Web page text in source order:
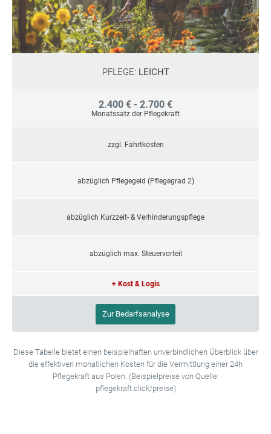
PFLEGE: LEICHT
2.400 € - 2.700 €
Monatssatz der Pflegekraft
zzgl. Fahrtkosten
abzüglich Pflegegeld (Pflegegrad 2)
abzüglich Kurzzeit- & Verhinderungspflege
abzüglich max. Steuervorteil
+ Kost & Logis
Zur Bedarfsanalyse
Diese Tabelle bietet einen beispielhaften unverbindlichen Überblick über
die effektiven monatlichen Kosten für die Vermittlung einer 24h
Pflegekraft aus Polen. (Beispielpreise von Quelle:
pflegekraft.click/preise)